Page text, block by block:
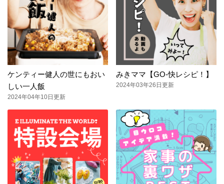
ケンティー健人の世にもおい
しい一人飯
2024年04年10日更新
みきママ【GO-快レシピ！】
2024年03年26日更新